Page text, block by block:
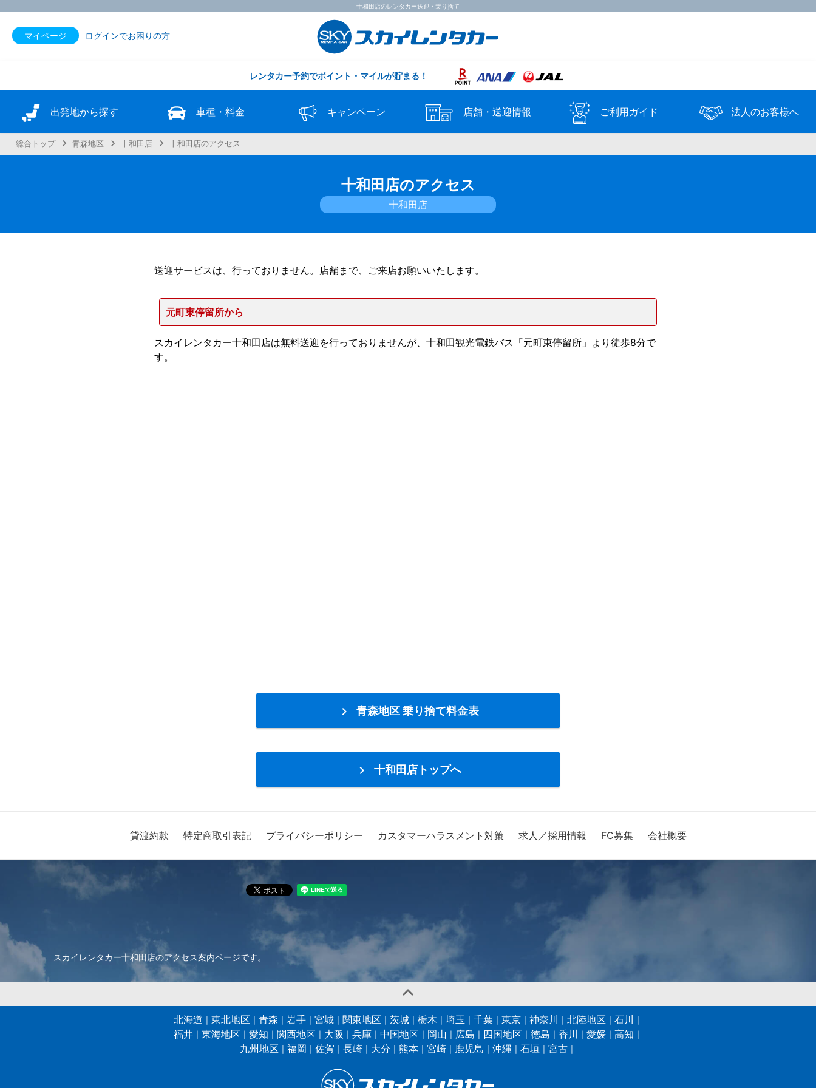
十和田店のレンタカー送迎・乗り捨て
マイページ ログインでお困りの方
レンタカー予約でポイント・マイルが貯まる！
出発地から探す 車種・料金 キャンペーン 店舗・送迎情報 ご利用ガイド 法人のお客様へ
総合トップ 青森地区 十和田店 十和田店のアクセス
十和田店のアクセス
十和田店
送迎サービスは、行っておりません。店舗まで、ご来店お願いいたします。
元町東停留所から
スカイレンタカー十和田店は無料送迎を行っておりませんが、十和田観光電鉄バス「元町東停留所」より徒歩8分で
す。
 青森地区 乗り捨て料金表
 十和田店トップへ
貸渡約款 特定商取引表記 プライバシーポリシー カスタマーハラスメント対策 求人／採用情報 FC募集 会社概要
スカイレンタカー十和田店のアクセス案内ページです。

北海道 東北地区 青森 岩手 宮城 関東地区 茨城 栃木 埼玉 千葉 東京 神奈川 北陸地区
石川
福井
東海地区 愛知 関西地区 大阪 兵庫 中国地区 岡山 広島 四国地区 徳島 香川 愛媛
高知
九州地区
福岡 佐賀 長崎 大分 熊本 宮崎 鹿児島 沖縄 石垣 宮古